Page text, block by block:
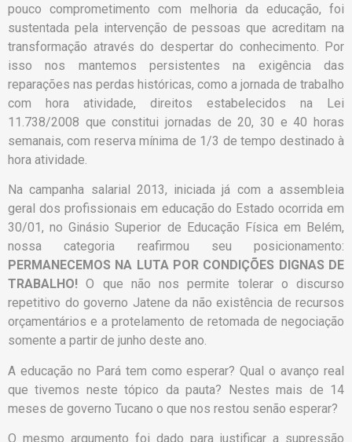
pouco comprometimento com melhoria da educação, foi
sustentada pela intervenção de pessoas que acreditam na
transformação através do despertar do conhecimento. Por
isso nos mantemos persistentes na exigência das
reparações nas perdas históricas, como a jornada de trabalho
com hora atividade, direitos estabelecidos na Lei
11.738/2008 que constitui jornadas de 20, 30 e 40 horas
semanais, com reserva mínima de 1/3 de tempo destinado à
hora atividade.
Na campanha salarial 2013, iniciada já com a assembleia
geral dos profissionais em educação do Estado ocorrida em
30/01, no Ginásio Superior de Educação Física em Belém,
nossa categoria reafirmou seu posicionamento:
PERMANECEMOS NA LUTA POR CONDIÇÕES DIGNAS DE
TRABALHO! O que não nos permite tolerar o discurso
repetitivo do governo Jatene da não existência de recursos
orçamentários e a protelamento de retomada de negociação
somente a partir de junho deste ano.
A educação no Pará tem como esperar? Qual o avanço real
que tivemos neste tópico da pauta? Nestes mais de 14
meses de governo Tucano o que nos restou senão esperar?
O mesmo argumento foi dado para justificar a supressão